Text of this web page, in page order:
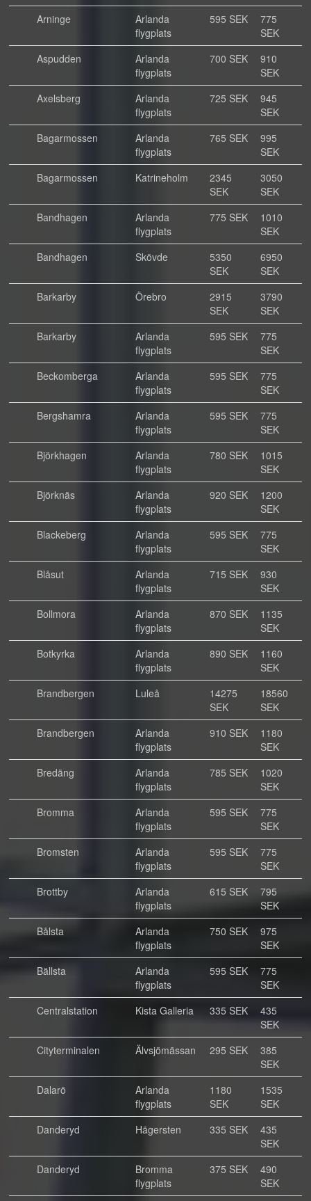
Arninge
Arlanda
flygplats
595 SEK
775
SEK
Aspudden
Arlanda
flygplats
700 SEK
910
SEK
Axelsberg
Arlanda
flygplats
725 SEK
945
SEK
Bagarmossen
Arlanda
flygplats
765 SEK
995
SEK
Bagarmossen
Katrineholm
2345
SEK
3050
SEK
Bandhagen
Arlanda
flygplats
775 SEK
1010
SEK
Bandhagen
Skövde
5350
SEK
6950
SEK
Barkarby
Örebro
2915
SEK
3790
SEK
Barkarby
Arlanda
flygplats
595 SEK
775
SEK
Beckomberga
Arlanda
flygplats
595 SEK
775
SEK
Bergshamra
Arlanda
flygplats
595 SEK
775
SEK
Björkhagen
Arlanda
flygplats
780 SEK
1015
SEK
Björknäs
Arlanda
flygplats
920 SEK
1200
SEK
Blackeberg
Arlanda
flygplats
595 SEK
775
SEK
Blåsut
Arlanda
flygplats
715 SEK
930
SEK
Bollmora
Arlanda
flygplats
870 SEK
1135
SEK
Botkyrka
Arlanda
flygplats
890 SEK
1160
SEK
Brandbergen
Luleå
14275
SEK
18560
SEK
Brandbergen
Arlanda
flygplats
910 SEK
1180
SEK
Bredäng
Arlanda
flygplats
785 SEK
1020
SEK
Bromma
Arlanda
flygplats
595 SEK
775
SEK
Bromsten
Arlanda
flygplats
595 SEK
775
SEK
Brottby
Arlanda
flygplats
615 SEK
795
SEK
Bålsta
Arlanda
flygplats
750 SEK
975
SEK
Bällsta
Arlanda
flygplats
595 SEK
775
SEK
Centralstation
Kista Galleria 335 SEK
435
SEK
Cityterminalen
Älvsjömässan 295 SEK
385
SEK
Dalarö
Arlanda
flygplats
1180
SEK
1535
SEK
Danderyd
Hägersten 335 SEK
435
SEK
Danderyd
Bromma
flygplats
375 SEK
490
SEK